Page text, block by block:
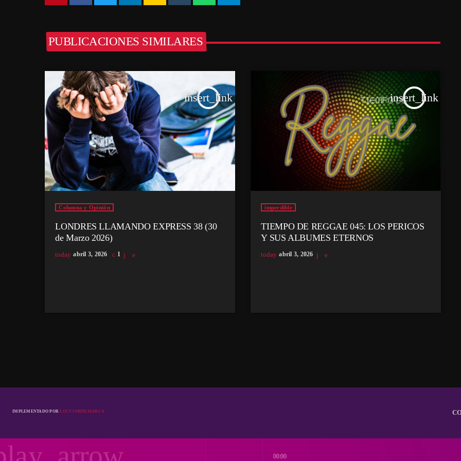
00:00
PUBLICACIONES SIMILARES
insert_link
Columna y Opinión
LONDRES LLAMANDO EXPRESS 38 (30
de Marzo 2026)
today abril 3, 2026 1
insert_link
imperdible
TIEMPO DE REGGAE 045: LOS PERICOS
Y SUS ALBUMES ETERNOS
today abril 3, 2026
IMPLEMENTADO PORLOCUTORDEMARCA